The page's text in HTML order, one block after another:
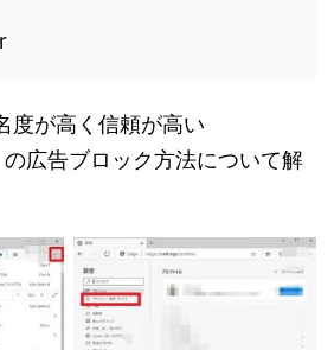
度が高く信頼が高い
広告ブロック方法について解